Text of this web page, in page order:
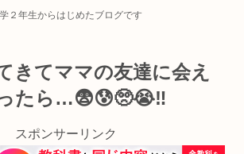
２年生からはじめたブログです
きてママの友達に会え
たら…😨😰🥺😭‼️
スポンサーリンク